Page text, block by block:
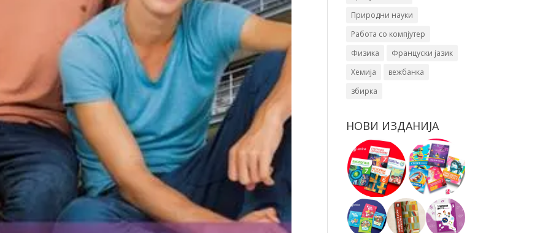
Природни науки
Работа со компјутер
Физика
Француски јазик
Хемија
вежбанка
збирка
НОВИ ИЗДАНИЈА